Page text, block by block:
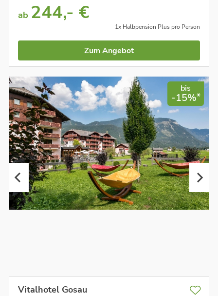
ab 244,- €
1x Halbpension Plus pro Person
Zum Angebot
bis
-15%*
Vitalhotel Gosau